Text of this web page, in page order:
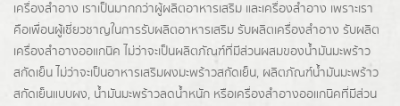
เครื่องสำอาง เราเป็นมากกว่าผู้ผลิตอาหารเสริม และเครื่องสำอาง เพราะเรา
คือเพื่อนผู้เชี่ยวชาญในการรับผลิตอาหารเสริม รับผลิตเครื่องสำอาง รับผลิต
เครื่องสำอางออแกนิค ไม่ว่าจะเป็นผลิตภัณฑ์ที่มีส่วนผสมของน้ำมันมะพร้าว
สกัดเย็น ไม่ว่าจะเป็นอาหารเสริมผงมะพร้าวสกัดเย็น, ผลิตภัณฑ์น้ำมันมะพร้าว
สกัดเย็นแบบผง, น้ำมันมะพร้าวลดน้ำหนัก หรือเครื่องสำอางออแกนิคที่มีส่วน